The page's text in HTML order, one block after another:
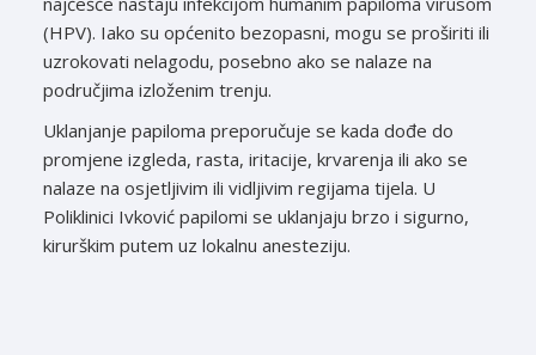
(HPV). Iako su općenito bezopasni, mogu se proširiti ili
uzrokovati nelagodu, posebno ako se nalaze na
područjima izloženim trenju.
Uklanjanje papiloma preporučuje se kada dođe do
promjene izgleda, rasta, iritacije, krvarenja ili ako se
nalaze na osjetljivim ili vidljivim regijama tijela. U
Poliklinici Ivković papilomi se uklanjaju brzo i sigurno,
kirurškim putem uz lokalnu anesteziju.